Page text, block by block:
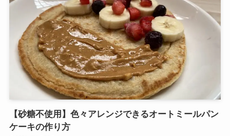
【砂糖不使用】色々アレンジできるオートミールパン
ケーキの作り方